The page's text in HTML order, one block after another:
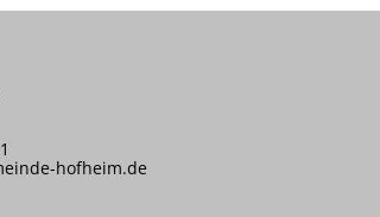
hofheim.de